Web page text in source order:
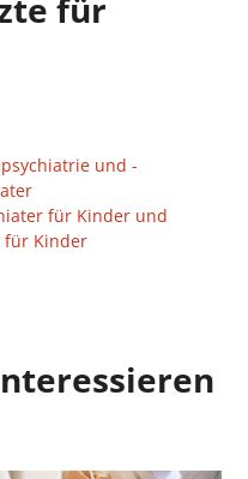
für
und -
für Kinder und
für Kinder